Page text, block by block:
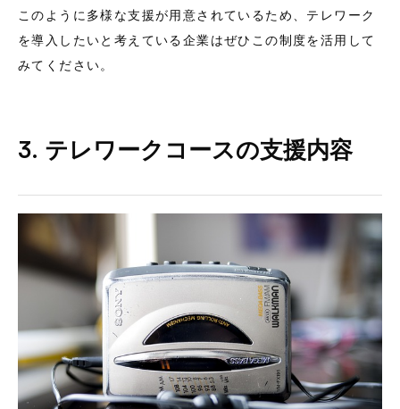
このように多様な支援が用意されているため、テレワーク
を導入したいと考えている企業はぜひこの制度を活用して
みてください。
3. テレワークコースの支援内容